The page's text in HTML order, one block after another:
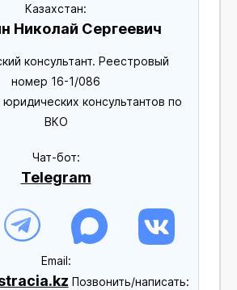
Казахстан:
Николай Сергеевич
консультант. Реестровый
номер 16-1/086
консультантов по
ВКО
Чат-бот:
Telegram
Еmail:
Позвонить/написать: